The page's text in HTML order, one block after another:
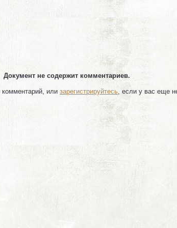
Документ не содержит комментариев.
комментарий, или зарегистрируйтесь , если у вас еще